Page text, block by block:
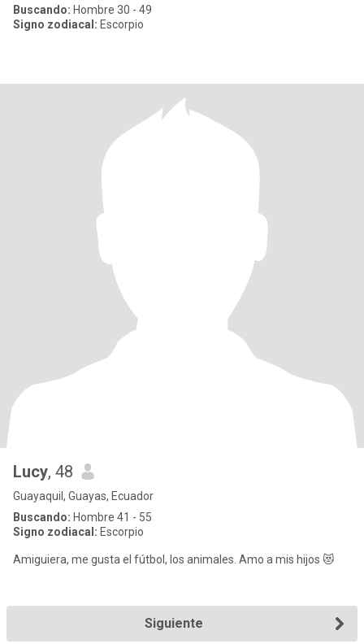
Buscando: Hombre 30 - 49
Signo zodiacal: Escorpio
Lucy, 48
Guayaquil, Guayas, Ecuador
Buscando: Hombre 41 - 55
Signo zodiacal: Escorpio
Amiguiera, me gusta el fútbol, los animales. Amo a mis hijos 😻
Siguiente